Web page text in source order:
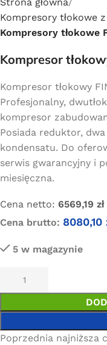
Strona główna
Kompresory tłokowe
Kompresory tłokowe
Kompresor
Kompresor tłokowy
Profesjonalny,
kompresor
Posiada reduktor,
kondensatu. Do
serwis gwarancyjny i
miesięczna.
Cena netto: 6569,19 zł
Cena brutto: 8080,10
5 w magazynie
Poprzednia najniższa